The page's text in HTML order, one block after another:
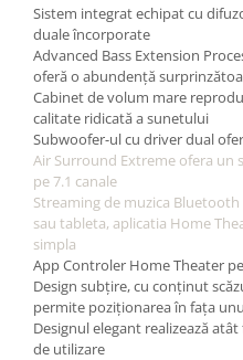
Sistem integrat echipat cu
duale încorporate
Advanced Bass Extension
oferă o abundență
Cabinet de volum mare
calitate ridicată a sunetului
Subwoofer-ul cu driver dual
Air Surround Extreme ofera un
pe 7.1 canale
Streaming de muzica
sau tableta, aplicatia Home
simpla
App Controler Home Theater
Design subțire, cu conținut
permite poziționarea în fața
Designul elegant realizează
de utilizare